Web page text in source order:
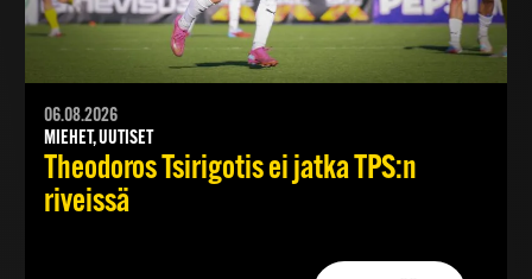
06.08.2026
MIEHET, UUTISET
Theodoros Tsirigotis ei jatka TPS:n
riveissä